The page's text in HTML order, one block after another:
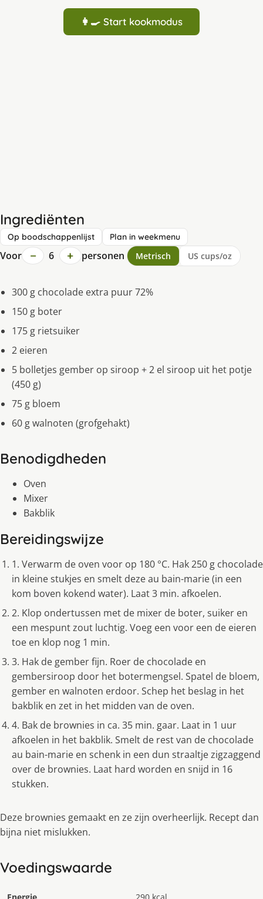
👩‍🍳 Start kookmodus
Ingrediënten
Op boodschappenlijst Plan in weekmenu
Voor − 6 + personen Metrisch US cups/oz
300 g chocolade extra puur 72%
150 g boter
175 g rietsuiker
2 eieren
5 bolletjes gember op siroop + 2 el siroop uit het potje
(450 g)
75 g bloem
60 g walnoten (grofgehakt)
Benodigdheden
Oven
Mixer
Bakblik
Bereidingswijze
1. Verwarm de oven voor op 180 °C. Hak 250 g chocolade
in kleine stukjes en smelt deze au bain-marie (in een
kom boven kokend water). Laat 3 min. afkoelen.
2. Klop ondertussen met de mixer de boter, suiker en
een mespunt zout luchtig. Voeg een voor een de eieren
toe en klop nog 1 min.
3. Hak de gember fijn. Roer de chocolade en
gembersiroop door het botermengsel. Spatel de bloem,
gember en walnoten erdoor. Schep het beslag in het
bakblik en zet in het midden van de oven.
4. Bak de brownies in ca. 35 min. gaar. Laat in 1 uur
afkoelen in het bakblik. Smelt de rest van de chocolade
au bain-marie en schenk in een dun straaltje zigzaggend
over de brownies. Laat hard worden en snijd in 16
stukken.
Deze brownies gemaakt en ze zijn overheerlijk. Recept dan
bijna niet mislukken.
Voedingswaarde
Energie 290 kcal